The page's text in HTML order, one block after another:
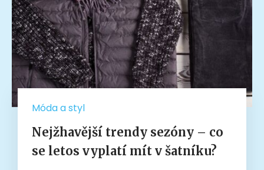
Móda a styl
Nejžhavější trendy sezóny – co
se letos vyplatí mít v šatníku?